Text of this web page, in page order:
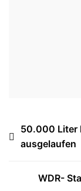
50.000 Liter
ausgelaufen
WDR-